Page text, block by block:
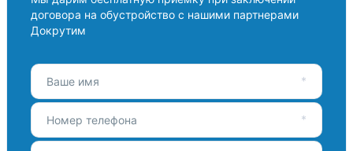
договора на обустройство с нашими партнерами
Докрутим
Ваше имя
Номер телефона